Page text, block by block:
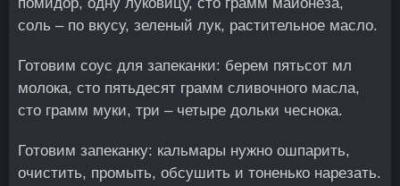
соль – по вкусу, зеленый лук, растительное масло.
Готовим соус для запеканки: берем пятьсот мл
молока, сто пятьдесят грамм сливочного масла,
сто грамм муки, три – четыре дольки чеснока.
Готовим запеканку: кальмары нужно ошпарить,
очистить, промыть, обсушить и тоненько нарезать.